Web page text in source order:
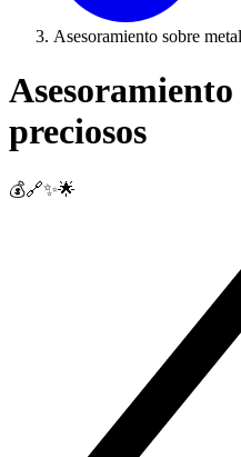
Asesoramiento sobre
preciosos
💰🔗✨🌟